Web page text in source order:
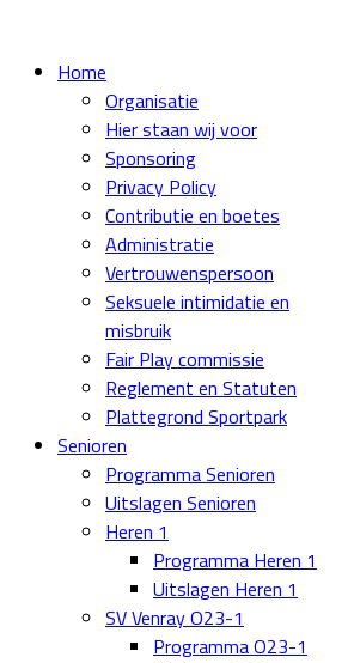
Home
Organisatie
Hier staan wij voor
Sponsoring
Privacy Policy
Contributie en boetes
Administratie
Vertrouwenspersoon
Seksuele intimidatie en
misbruik
Fair Play commissie
Reglement en Statuten
Plattegrond Sportpark
Senioren
Programma Senioren
Uitslagen Senioren
Heren 1
Programma Heren 1
Uitslagen Heren 1
SV Venray O23-1
Programma O23-1